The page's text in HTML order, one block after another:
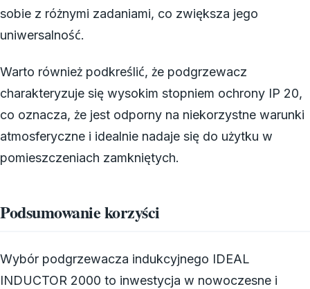
sobie z różnymi zadaniami, co zwiększa jego
uniwersalność.
Warto również podkreślić, że podgrzewacz
charakteryzuje się wysokim stopniem ochrony IP 20,
co oznacza, że jest odporny na niekorzystne warunki
atmosferyczne i idealnie nadaje się do użytku w
pomieszczeniach zamkniętych.
Podsumowanie korzyści
Wybór podgrzewacza indukcyjnego IDEAL
INDUCTOR 2000 to inwestycja w nowoczesne i